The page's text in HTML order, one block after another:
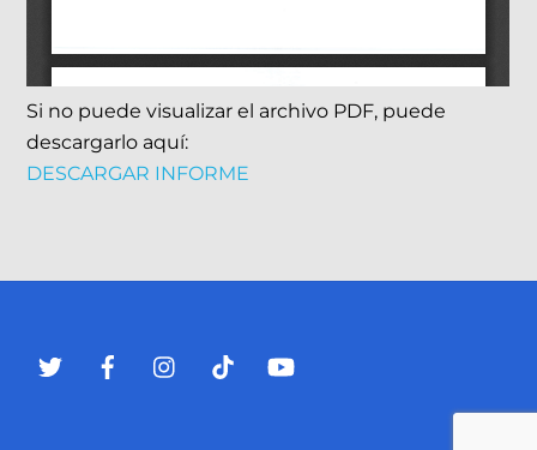
Si no puede visualizar el archivo PDF, puede
descargarlo aquí:
DESCARGAR INFORME